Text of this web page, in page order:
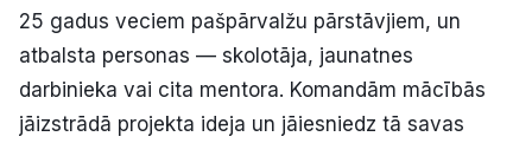
25 gadus veciem pašpārvalžu pārstāvjiem, un
atbalsta personas — skolotāja, jaunatnes
darbinieka vai cita mentora. Komandām mācībās
jāizstrādā projekta ideja un jāiesniedz tā savas